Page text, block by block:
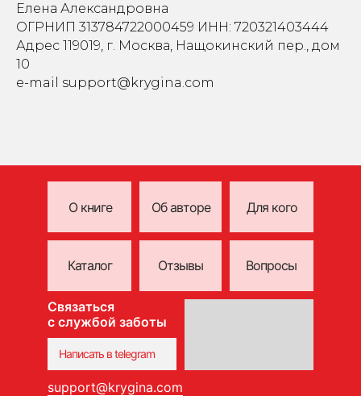
Елена Александровна
ОГРНИП 313784722000459 ИНН: 720321403444
Адрес 119019, г. Москва, Нащокинский пер., дом
10
e-mail support@krygina.com
Связаться
с службой
заботы
Связаться
с службой заботы
Написать в telegram
support@krygina.com
О книге Об авторе Для кого
Отзывы Вопросы
Каталог